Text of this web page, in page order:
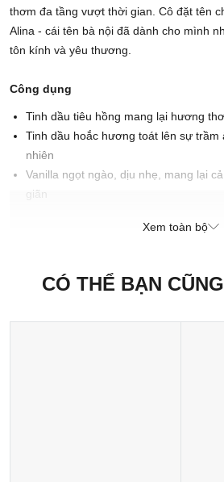
thơm đa tầng vượt thời gian. Cô đặt tên
Alina - cái tên bà nội đã dành cho mình
tôn kính và yêu thương.
Công dụng
Tinh dầu tiêu hồng mang lại hương
Tinh dầu hoắc hương toát lên sự trầm
nhiên
Vanilla ngọt ngào, dịu nhẹ, mang lại
giãn
Xuất xứ thương hiệu: Anh
Xem toàn bộ
CÓ THỂ BẠN